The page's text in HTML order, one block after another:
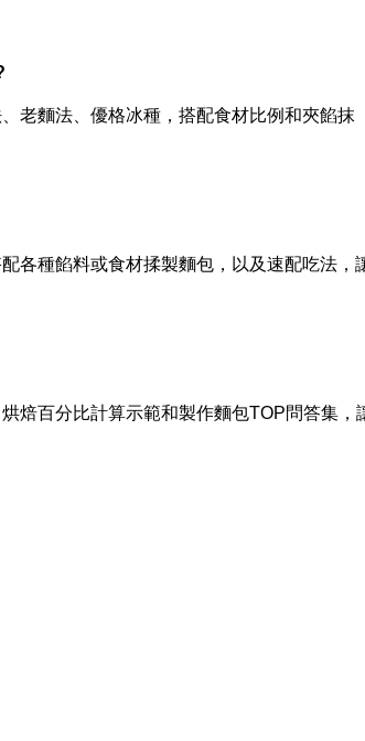
麵法、優格冰種，搭配食材比例和夾餡抹
種餡料或食材揉製麵包，以及速配吃法，
百分比計算示範和製作麵包TOP問答集，